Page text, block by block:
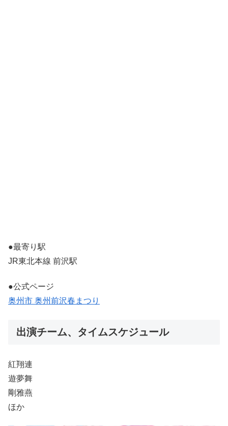
●最寄り駅
JR東北本線 前沢駅
●公式ページ
奥州市 奥州前沢春まつり
出演チーム、タイムスケジュール
紅翔連
遊夢舞
剛雅燕
ほか